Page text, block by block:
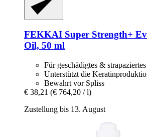
FEKKAI Super Strength+
Oil, 50 ml
Für geschädigtes &
Unterstützt die
Bewahrt vor Spliss
€ 38,21 (€ 764,20 / l)
Zustellung bis 13. August